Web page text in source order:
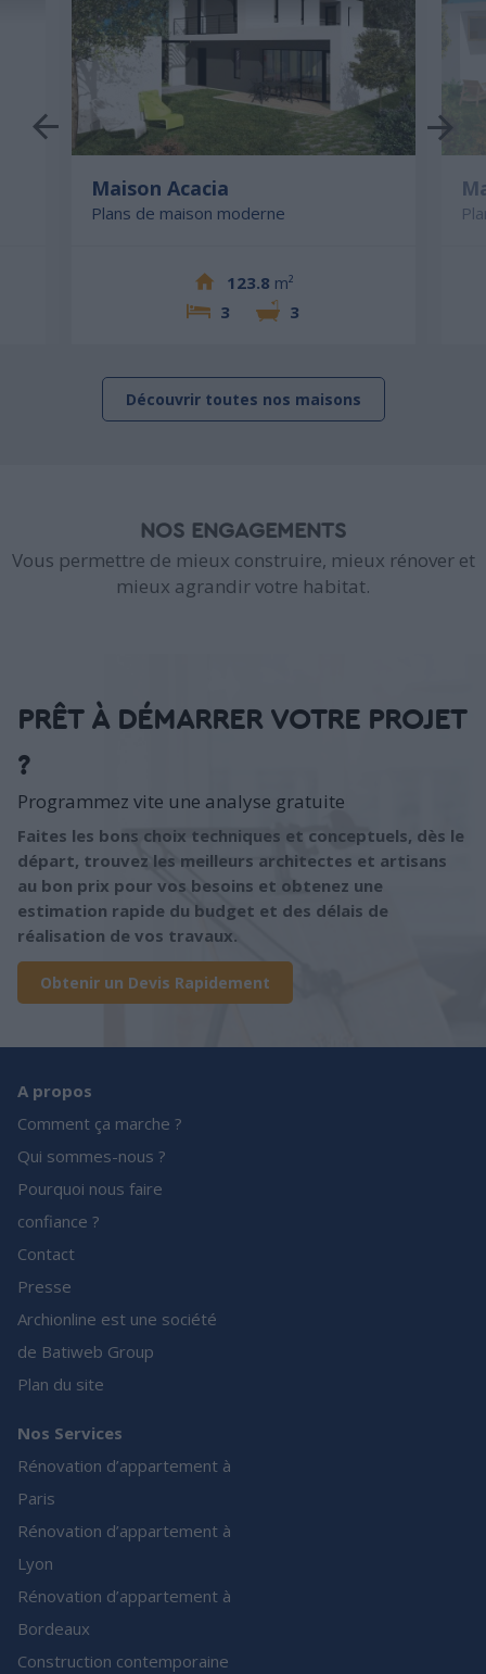
Maison Acacia
Plans de maison moderne
123.8 m²
3
3
Découvrir toutes nos maisons
NOS ENGAGEMENTS
Vous permettre de mieux construire, mieux rénover et
mieux agrandir votre habitat.
PRÊT À DÉMARRER VOTRE PROJET
?
Programmez vite une analyse gratuite
Faites les bons choix techniques et conceptuels, dès le
départ, trouvez les meilleurs architectes et artisans
au bon prix pour vos besoins et obtenez une
estimation rapide du budget et des délais de
réalisation de vos travaux.
Obtenir un Devis Rapidement
A propos
Comment ça marche ?
Qui sommes-nous ?
Pourquoi nous faire
confiance ?
Contact
Presse
Archionline est une société
de Batiweb Group
Plan du site
Nos Services
Rénovation d’appartement à
Paris
Rénovation d’appartement à
Lyon
Rénovation d’appartement à
Bordeaux
Construction contemporaine